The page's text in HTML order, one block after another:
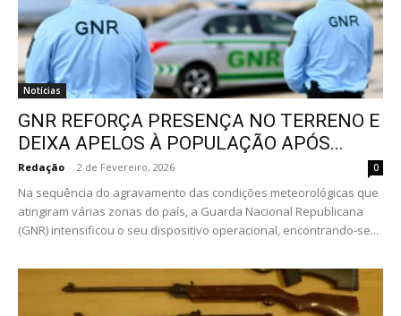
Notícias
GNR REFORÇA PRESENÇA NO TERRENO E
DEIXA APELOS À POPULAÇÃO APÓS...
Redação - 2 de Fevereiro, 2026 0
Na sequência do agravamento das condições meteorológicas que
atingiram várias zonas do país, a Guarda Nacional Republicana
(GNR) intensificou o seu dispositivo operacional, encontrando-se...